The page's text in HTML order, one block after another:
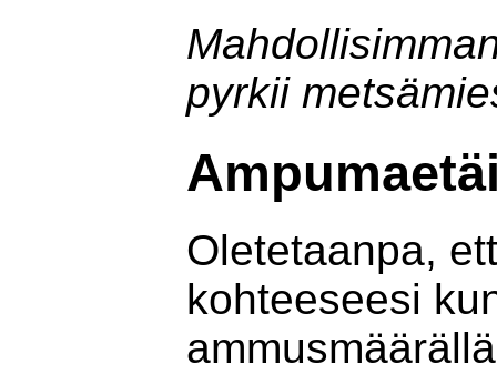
pyrkii
Oletetaanpa,
kohteeseesi